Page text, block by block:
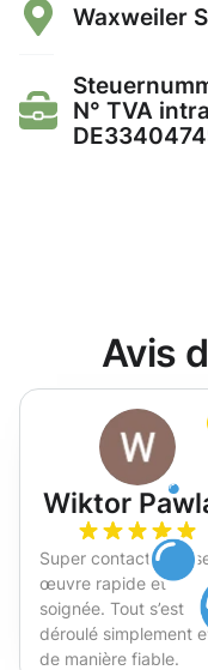
Waxweiler
N° TVA
Avis
Wiktor
Super contact et
œuvre rapide et
soignée. Tout s’est
déroulé simplement
de manière fiable.